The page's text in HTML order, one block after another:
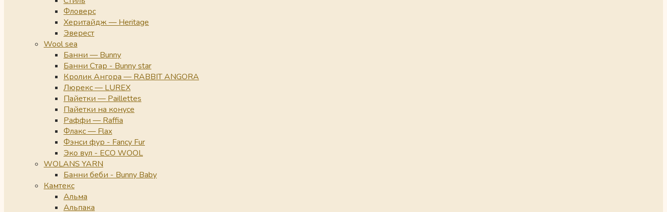
Фловерс
Херитайдж — Heritage
Эверест
Wool sea
Банни — Bunny
Банни Стар - Bunny star
Кролик Ангора — RABBIT ANGORA
Люрекс — LUREX
Пайетки — Paillettes
Пайетки на конусе
Раффи — Raffia
Флакс — Flax
Фэнси фур - Fancy Fur
Эко вул - ECO WOOL
WOLANS YARN
Банни беби - Bunny Baby
Камтекс
Альма
Альпака